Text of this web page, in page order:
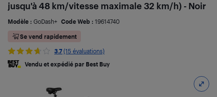
jusqu'à 48 km/vitesse maximale 32 km/h) - Noir
Modèle : GoDash+ Code Web : 19614740
Se vend rapidement
3.7 (15 évaluations)
Vendu et expédié par Best Buy